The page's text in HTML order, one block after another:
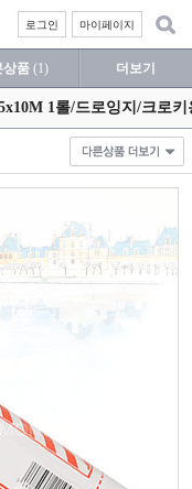
마이페이지
로그인
상품 (1) 더보기
1롤/드로잉지/크로